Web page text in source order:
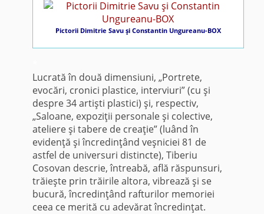
Pictorii Dimitrie Savu şi Constantin Ungureanu-BOX
Lucrată în două dimensiuni, „Portrete,
evocări, cronici plastice, interviuri” (cu şi
despre 34 artişti plastici) şi, respectiv,
„Saloane, expoziţii personale şi colective,
ateliere şi tabere de creaţie” (luând în
evidenţă şi încredinţând veşniciei 81 de
astfel de universuri distincte), Tiberiu
Cosovan descrie, întreabă, află răspunsuri,
trăieşte prin trăirile altora, vibrează şi se
bucură, încredinţând rafturilor memoriei
ceea ce merită cu adevărat încredinţat.